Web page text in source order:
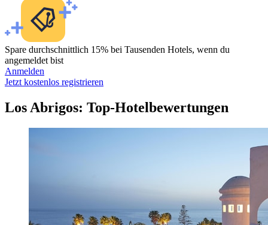
Spare durchschnittlich 15% bei Tausenden Hotels, wenn du
angemeldet bist
Anmelden
Jetzt kostenlos registrieren
Los Abrigos: Top-Hotelbewertungen